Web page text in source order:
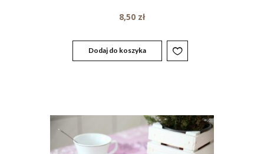
8,50 zł
Dodaj do koszyka